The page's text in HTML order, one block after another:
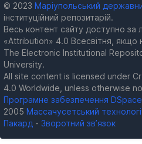
© 2023 Маріупольський
інституційний репозитарій.
Весь контент сайту доступно за
«Attribution» 4.0 Всесвітня, якщо
The Electronic Institutional
University.
All site content is licensed under
4.0 Worldwide, unless otherwise
Програмне забезпечення DSpace
2005 Массачусетський
Пакард - Зворотний зв’язок